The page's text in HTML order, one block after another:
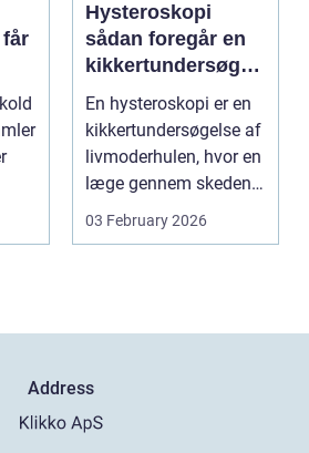
Hysteroskopi
sådan foregår en
kikkertundersøgel
se af livmoderen
En hysteroskopi er en
kikkertundersøgelse af
livmoderhulen, hvor en
læge gennem skeden
og livmoderha...
03 February 2026
Address